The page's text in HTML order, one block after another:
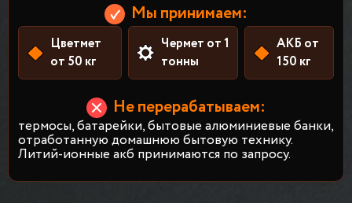
Мы принимаем:
Цветмет
от 50 кг
Чермет от 1
тонны
АКБ от
150 кг
Не перерабатываем:
термосы, батарейки, бытовые алюминиевые банки,
отработанную домашнюю бытовую технику.
Литий-ионные акб принимаются по запросу.